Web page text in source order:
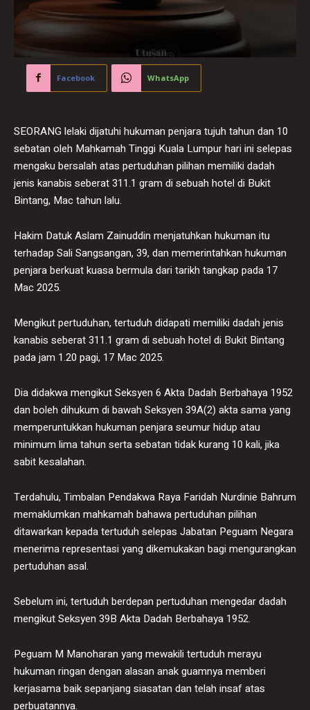
Facebook WhatsApp
SEORANG lelaki dijatuhi hukuman penjara tujuh tahun dan 10
sebatan oleh Mahkamah Tinggi Kuala Lumpur hari ini selepas
mengaku bersalah atas pertuduhan pilihan memiliki dadah
jenis kanabis seberat 311.1 gram di sebuah hotel di Bukit
Bintang, Mac tahun lalu.
Hakim Datuk Aslam Zainuddin menjatuhkan hukuman itu
terhadap Sali Sangsangan, 39, dan memerintahkan hukuman
penjara berkuat kuasa bermula dari tarikh tangkap pada 17
Mac 2025.
Mengikut pertuduhan, tertuduh didapati memiliki dadah jenis
kanabis seberat 311.1 gram di sebuah hotel di Bukit Bintang
pada jam 1.20 pagi, 17 Mac 2025.
Dia didakwa mengikut Seksyen 6 Akta Dadah Berbahaya 1952
dan boleh dihukum di bawah Seksyen 39A(2) akta sama yang
memperuntukkan hukuman penjara seumur hidup atau
minimum lima tahun serta sebatan tidak kurang 10 kali, jika
sabit kesalahan.
Terdahulu, Timbalan Pendakwa Raya Faridah Nurdinie Bahrum
memaklumkan mahkamah bahawa pertuduhan pilihan
ditawarkan kepada tertuduh selepas Jabatan Peguam Negara
menerima representasi yang dikemukakan bagi mengurangkan
pertuduhan asal.
Sebelum ini, tertuduh berdepan pertuduhan mengedar dadah
mengikut Seksyen 39B Akta Dadah Berbahaya 1952.
Peguam M Manoharan yang mewakili tertuduh merayu
hukuman ringan dengan alasan anak guamnya memberi
kerjasama baik sepanjang siasatan dan telah insaf atas
perbuatannya.